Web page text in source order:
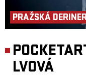
PRAŽSKÁ
LVOVÁ